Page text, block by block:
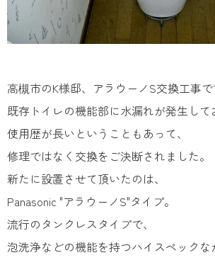
高槻市のK様邸、アラウーノS交換工事で
既存トイレの機能部に水漏れが発生して
使用歴が長いということもあって、
修理ではなく交換をご決断されました。
新たに設置させて頂いたのは、
Panasonic "アラウーノS"タイプ。
流行のタンクレスタイプで、
泡洗浄などの機能を持つハイスペックな